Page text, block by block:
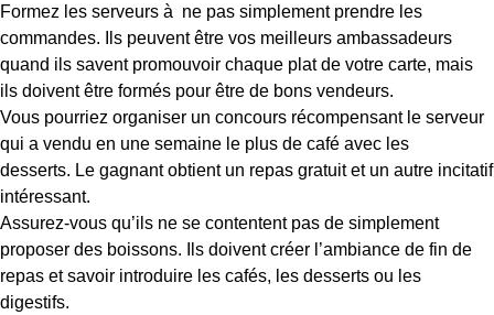
Formez les serveurs à ne pas simplement prendre les
commandes. Ils peuvent être vos meilleurs ambassadeurs
quand ils savent promouvoir chaque plat de votre carte, mais
ils doivent être formés pour être de bons vendeurs.
Vous pourriez organiser un concours récompensant le serveur
qui a vendu en une semaine le plus de café avec les
desserts. Le gagnant obtient un repas gratuit et un autre incitatif
intéressant.
Assurez-vous qu’ils ne se contentent pas de simplement
proposer des boissons. Ils doivent créer l’ambiance de fin de
repas et savoir introduire les cafés, les desserts ou les
digestifs.